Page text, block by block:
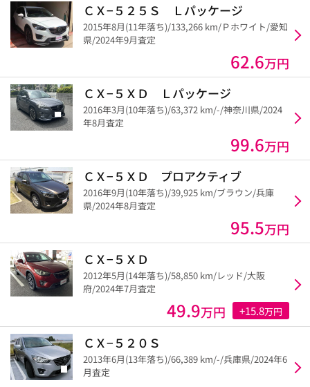
ＣＸ−５２５Ｓ Ｌパッケージ
2015年8月(11年落ち)/133,266 km/Ｐホワイト/愛知
県/2024年9月査定
62.6万円
ＣＸ−５ＸＤ Ｌパッケージ
2016年3月(10年落ち)/63,372 km/-/神奈川県/2024
年8月査定
99.6万円
ＣＸ−５ＸＤ プロアクティブ
2016年9月(10年落ち)/39,925 km/ブラウン/兵庫
県/2024年8月査定
95.5万円
ＣＸ−５ＸＤ
2012年5月(14年落ち)/58,850 km/レッド/大阪
府/2024年7月査定
49.9万円 +15.8万円
ＣＸ−５２０Ｓ
2013年6月(13年落ち)/66,389 km/-/兵庫県/2024年6
月査定